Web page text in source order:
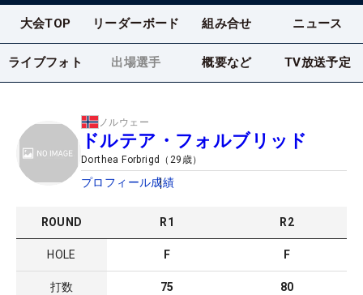
大会TOP リーダーボード 組み合せ ニュース
ライブフォト 出場選手 概要など TV放送予定
ノルウェー
ドルテア・フォルブリッド
Dorthea Forbrigd （ 29 歳）
プロフィール成績
ROUND R1 R2
HOLE F F
打数 75 80